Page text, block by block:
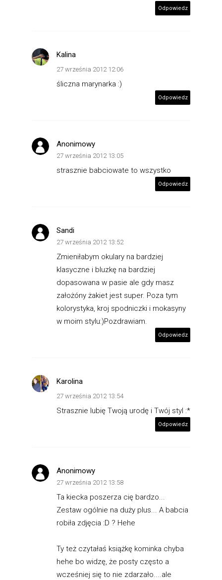
Odpowiedz
Kalina
27 września 2012 12:06
śliczna marynarka :)
Odpowiedz
Anonimowy
27 września 2012 13:05
strasznie babciowate to wszystko
Odpowiedz
Sandi
27 września 2012 13:52
Zmieniłabym okulary na bardziej
klasyczne i bluzkę na bardziej
dopasowana w pasie ale gdy masz
założóny żakiet jest super. Poza tym
kolorystyka, kroj spodniczki i mokasyny
w moim stylu:)Pozdrawiam.
Odpowiedz
Karolina
27 września 2012 13:54
Strasznie lubię Twoją urodę i Twój styl :*
Odpowiedz
Anonimowy
27 września 2012 13:58
Ta kiecka poszerza cię bardzo...
Zestaw ogólnie na duży plus... A babcia
robiła zdjęcia :D ? Hehe
Ty też czytałaś książkę kominka chyba
hehe bo widzę, że posty często a
wcześniej się to nie zdarzało....ale